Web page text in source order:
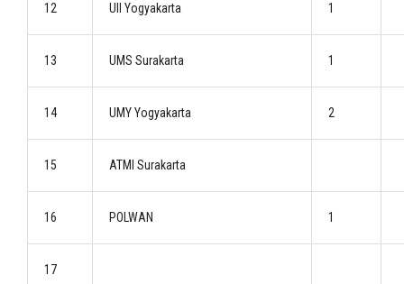
12 UII Yogyakarta 1
13 UMS Surakarta 1
14 UMY Yogyakarta 2
15 ATMI Surakarta
16 POLWAN 1
17